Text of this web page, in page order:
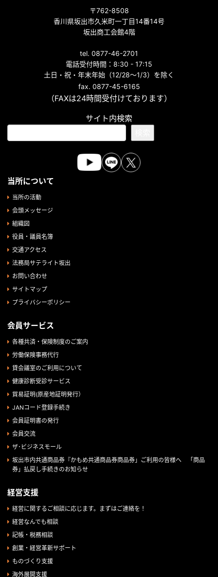
〒762-8508
香川県坂出市久米町一丁目14番14号
坂出商工会館4階
tel. 0877-46-2701
電話受付時間：8:30 - 17:15
土日・祝・年末年始（12/28～1/3）を除く
fax. 0877-45-6165
（FAXは24時間受付けております）
サイト内検索
当所について
当所の活動
会頭メッセージ
組織図
役員・議員名簿
交通アクセス
法務局サテライト坂出
お問い合わせ
サイトマップ
プライバシーポリシー
会員サービス
各種共済・保険制度のご案内
労働保険事務代行
貸会議室のご利用について
健康診断受診サービス
貿易証明(原産地証明発行）
JANコード登録手続き
会員証明書の発行
会員交流
ザ･ビジネスモール
坂出市内共通商品券『かもめ共通商品券商品券」ご利用の皆様へ 「商品
券」払戻し手続きのお知らせ
経営支援
経営に関するご相談に応じます。まずはご連絡を！
経営なんでも相談
記帳・税務相談
創業・経営革新サポート
ものづくり支援
海外展開支援